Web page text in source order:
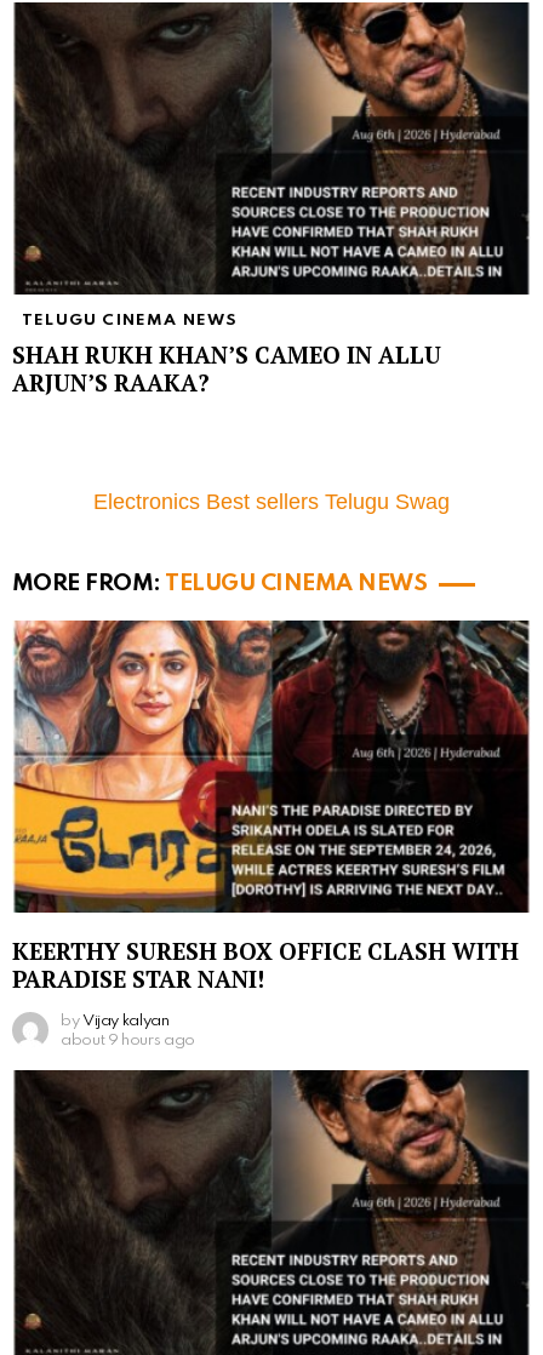
TELUGU CINEMA NEWS
SHAH RUKH KHAN’S CAMEO IN ALLU
ARJUN’S RAAKA?
Electronics Best sellers Telugu Swag
MORE FROM: TELUGU CINEMA NEWS
KEERTHY SURESH BOX OFFICE CLASH WITH
PARADISE STAR NANI!
by Vijay kalyan
about 9 hours ago